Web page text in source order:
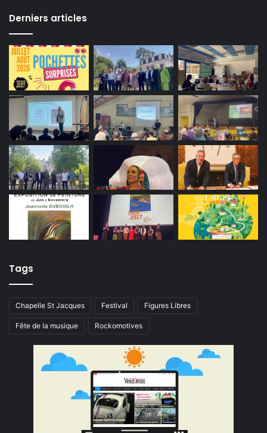
Derniers articles
Tags
Chapelle St Jacques Festival Figures Libres
Fête de la musique Rockomotives